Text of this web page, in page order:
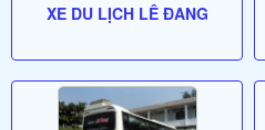
XE DU LỊCH LÊ ĐANG